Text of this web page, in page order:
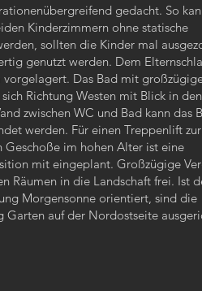
gedacht. So
Kinderzimmern ohne statische
sollten die Kinder mal
genutzt werden. Dem
Das Bad mit
Richtung Westen mit Blick in
zwischen WC und Bad kann das
werden. Für einen Treppenlift zur
im hohen Alter ist eine
mit eingeplant. Großzügige
Räumen in die Landschaft frei. Ist
Morgensonne orientiert, sind die
Garten auf der Nordostseite